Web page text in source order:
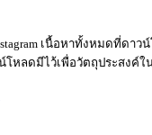
เนื้อหาทั้งหมดที่ดาว
โหลดมีไว้เพื่อวัตถุประสงค์